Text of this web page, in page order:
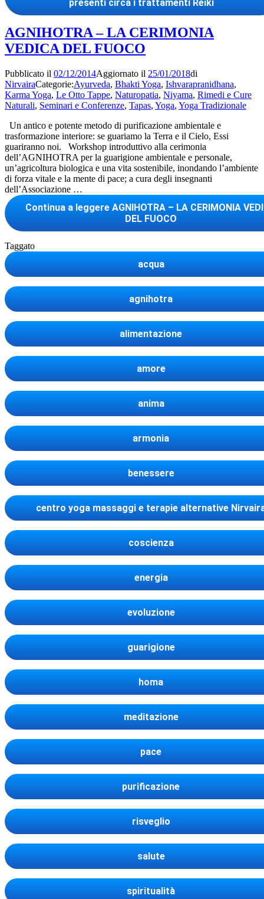
presenti circa i trattamenti Reiki
AGNIHOTRA – LA CERIMONIA
VEDICA DEL FUOCO
Pubblicato il 02/12/2014Aggiornato il 25/01/2018di
NirvairaCategorie:Ayurveda, Bhakti Yoga, Ishvarapranidhana,
Karma Yoga, Le Otto Tappe, Naturopatia, Niyama, Rimedi e Cure
Naturali, Seminari e Conferenze, Tapas, Yoga, Yoga Tradizionale
Un antico e potente metodo di purificazione ambientale e
trasformazione interiore: se guariamo la Terra e il Cielo, Essi
guariranno noi. Workshop introduttivo alla cerimonia
dell’AGNIHOTRA per la guarigione ambientale e personale,
un’agricoltura biologica e una vita sostenibile, inondando l’ambiente
di forza vitale e la mente di pace; a cura degli insegnanti
dell’Associazione …
Continua a leggere AGNIHOTRA – LA CERIMONIA
DEL FUOCO
Taggato
acqua
agnihotra
alimentazione
amore
anima
armonia
benessere
centro yoga massaggi e terapie alternative
coscienza
energia
evoluzione
guarigione
homa
meditazione
pace
purificazione
risveglio
salute
spiritualità